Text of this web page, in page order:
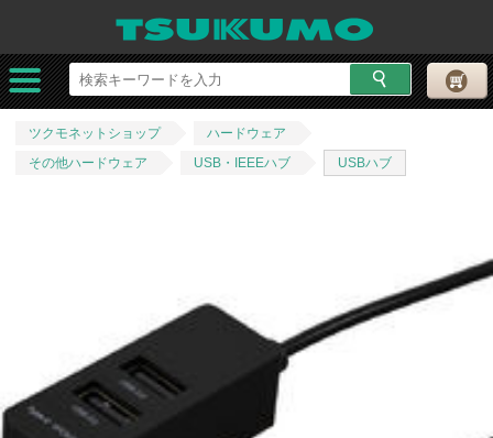
ツクモネットショップ
ハードウェア
その他ハードウェア
USB・IEEEハブ USBハブ